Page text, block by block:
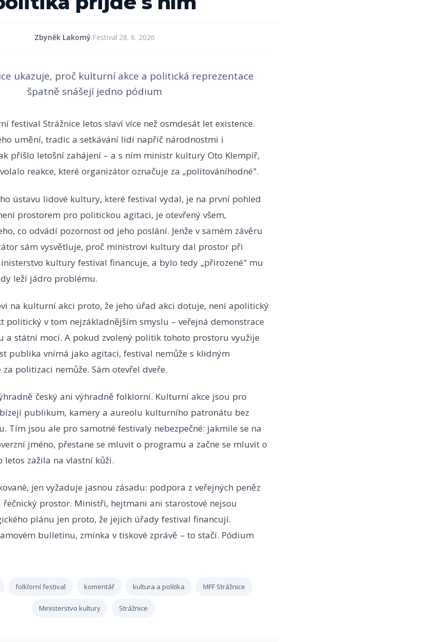
Zbyněk Lakomý Festival 28. 6. 2026
ukazuje, proč kulturní akce a politická reprezentace
špatně snášejí jedno pódium
festival Strážnice letos slaví více než osmdesát let existence.
umění, tradic a setkávání lidí napříč národnostmi i
přišlo letošní zahájení – a s ním ministr kultury Oto Klempíř,
reakce, které organizátor označuje za „politováníhodné".
ústavu lidové kultury, které festival vydal, je na první pohled
prostorem pro politickou agitaci, je otevřený všem,
co odvádí pozornost od jeho poslání. Jenže v samém závěru
sám vysvětluje, proč ministrovi kultury dal prostor při
kultury festival financuje, a bylo tedy „přirozené" mu
leží jádro problému.
na kulturní akci proto, že jeho úřad akci dotuje, není apolitický
politický v tom nejzákladnějším smyslu – veřejná demonstrace
a státní mocí. A pokud zvolený politik tohoto prostoru využije
publika vnímá jako agitaci, festival nemůže s klidným
politizaci nemůže. Sám otevřel dveře.
český ani výhradně folklorní. Kulturní akce jsou pro
publikum, kamery a aureolu kulturního patronátu bez
Tím jsou ale pro samotné festivaly nebezpečné: jakmile se na
jméno, přestane se mluvit o programu a začne se mluvit o
letos zažila na vlastní kůži.
jen vyžaduje jasnou zásadu: podpora z veřejných peněz
řečnický prostor. Ministři, hejtmani ani starostové nejsou
plánu jen proto, že jejich úřady festival financují.
bulletinu, zmínka v tiskové zprávě – to stačí. Pódium
folklorní festival komentář kultura a politika MFF Strážnice
Ministerstvo kultury Strážnice